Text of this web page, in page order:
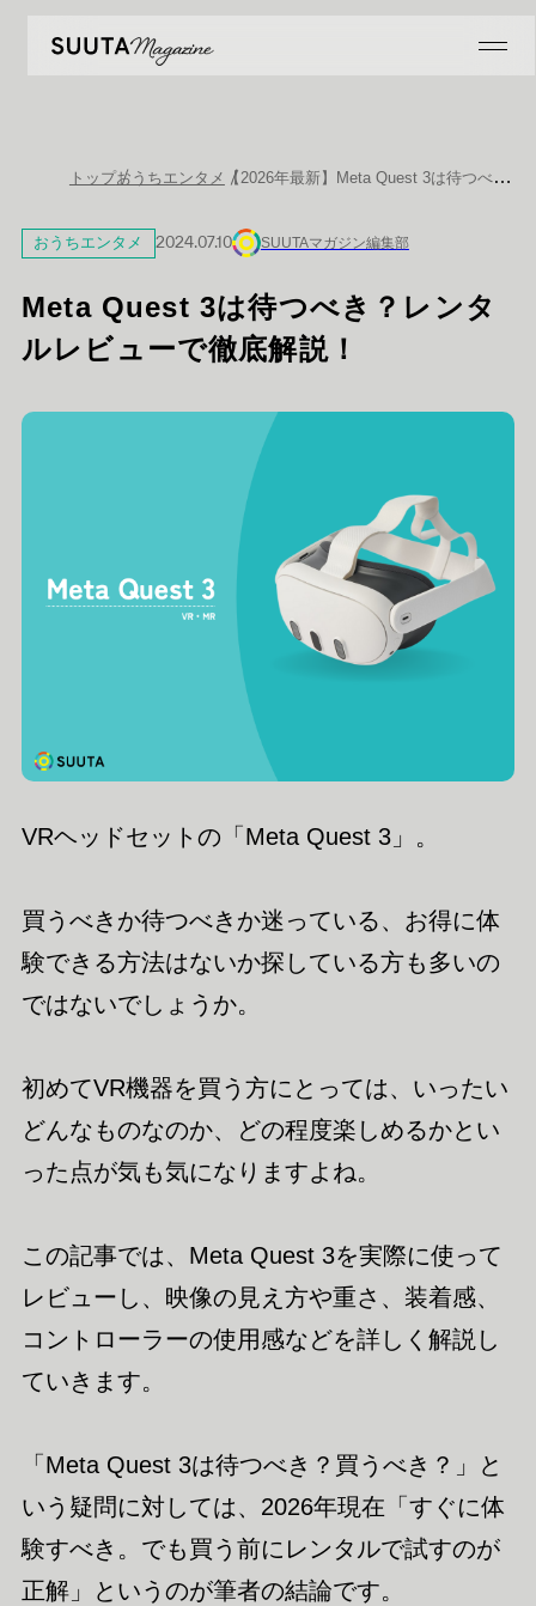
トップおうちエンタメ 【2026年最新】Meta Quest 3は待つべき？実機レビューで徹底解説！
おうちエンタメ 2024.07.10 SUUTAマガジン編集部
Meta Quest 3は待つべき？レンタ
ルレビューで徹底解説！
VRヘッドセットの「Meta Quest 3」。
買うべきか待つべきか迷っている、お得に体
験できる方法はないか探している方も多いの
ではないでしょうか。
初めてVR機器を買う方にとっては、いったい
どんなものなのか、どの程度楽しめるかとい
った点が気も気になりますよね。
この記事では、Meta Quest 3を実際に使って
レビューし、映像の見え方や重さ、装着感、
コントローラーの使用感などを詳しく解説し
ていきます。
「Meta Quest 3は待つべき？買うべき？」と
いう疑問に対しては、2026年現在「すぐに体
験すべき。でも買う前にレンタルで試すのが
正解」というのが筆者の結論です。